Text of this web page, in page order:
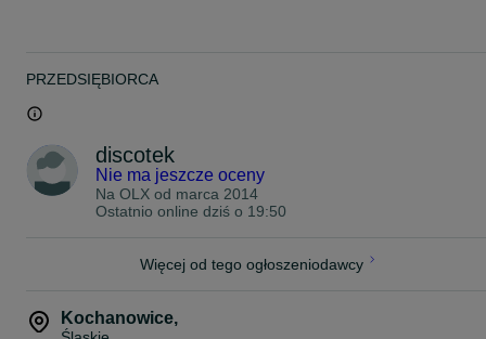
PRZEDSIĘBIORCA
discotek
Nie ma jeszcze oceny
Na OLX od marca 2014
Ostatnio online dziś o 19:50
Więcej od tego ogłoszeniodawcy
Kochanowice,